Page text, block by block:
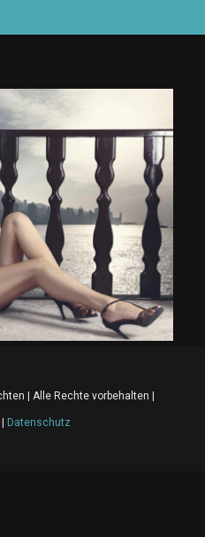
| Alle Rechte vorbehalten |
Datenschutz